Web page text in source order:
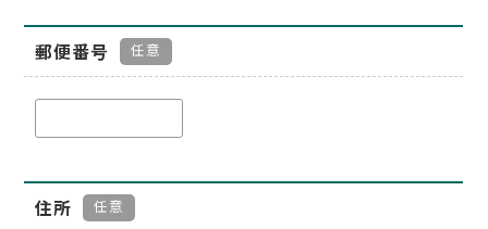
郵便番号 任意
住所 任意